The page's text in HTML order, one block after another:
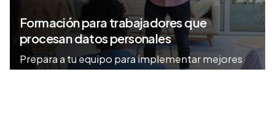
Formación para trabajadores que
procesan datos personales
Prepara a tu equipo para implementar mejores